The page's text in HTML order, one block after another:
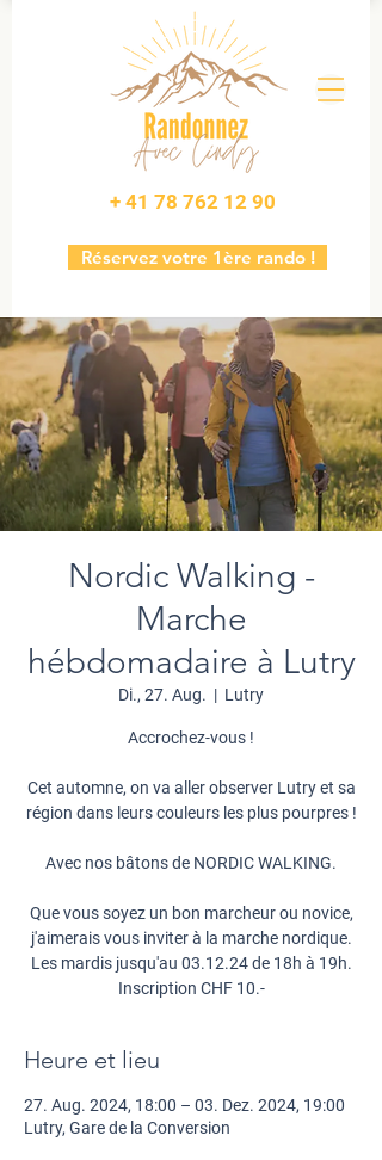
+ 41 78 762 12 90
Réservez votre 1ère rando !
Nordic Walking -
Marche
hébdomadaire à Lutry
Di., 27. Aug.
  |
Lutry
Accrochez-vous !
Cet automne, on va aller observer Lutry et sa
région dans leurs couleurs les plus pourpres !
Avec nos bâtons de NORDIC WALKING.
Que vous soyez un bon marcheur ou novice,
j'aimerais vous inviter à la marche nordique.
Les mardis jusqu'au 03.12.24 de 18h à 19h.
Inscription CHF 10.-
Heure et lieu
27. Aug. 2024, 18:00 – 03. Dez. 2024, 19:00
Lutry, Gare de la Conversion